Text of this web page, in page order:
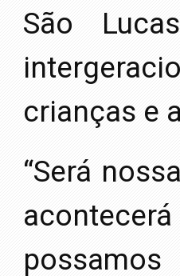
São
crianças e
“Será